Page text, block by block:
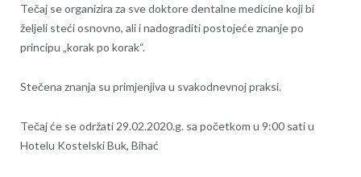
Tečaj se organizira za sve doktore dentalne medicine koji bi
željeli steći osnovno, ali i nadograditi postojeće znanje po
principu „korak po korak“.
Stečena znanja su primjenjiva u svakodnevnoj praksi.
Tečaj će se održati 29.02.2020.g. sa početkom u 9:00 sati u
Hotelu Kostelski Buk, Bihać